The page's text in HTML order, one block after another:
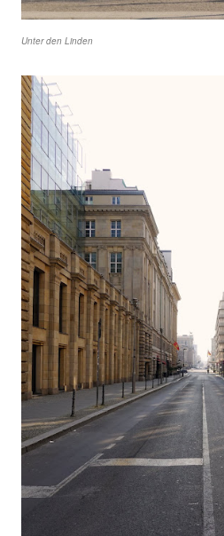
Unter den Linden